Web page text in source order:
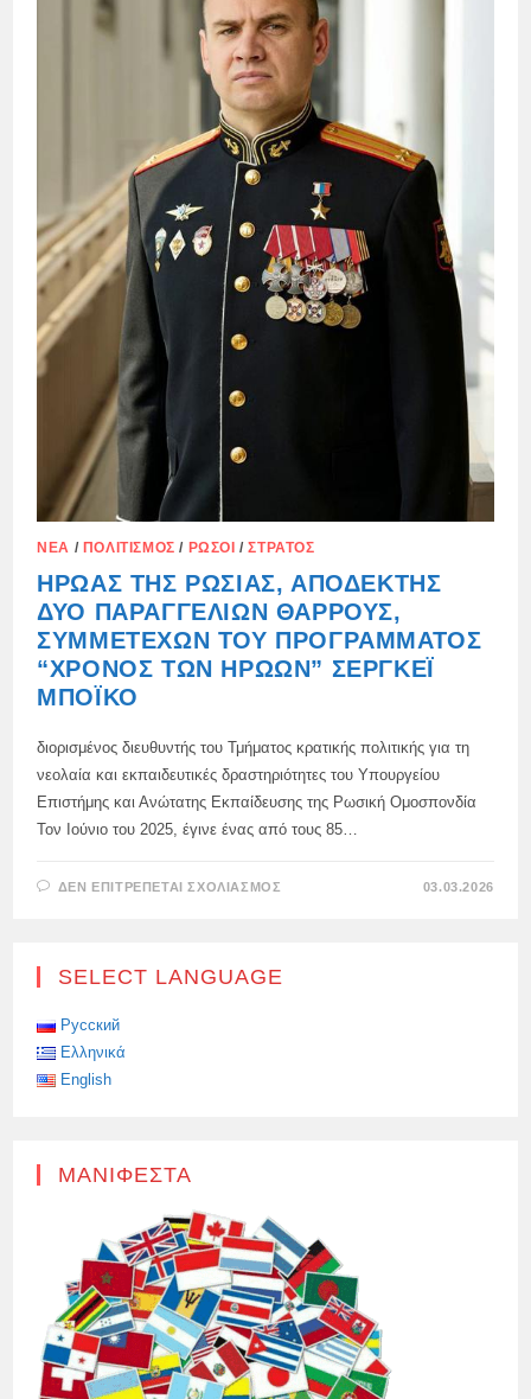
ΝΈΑ / ΠΟΛΙΤΙΣΜΌΣ / ΡΏΣΟΙ /ΣΤΡΑΤΌΣ
ΉΡΩΑΣ ΤΗΣ ΡΩΣΊΑΣ, ΑΠΟΔΈΚΤΗΣ
ΔΎΟ ΠΑΡΑΓΓΕΛΙΏΝ ΘΆΡΡΟΥΣ,
ΣΥΜΜΕΤΈΧΩΝ ΤΟΥ ΠΡΟΓΡΆΜΜΑΤΟΣ
“ΧΡΌΝΟΣ ΤΩΝ ΗΡΏΩΝ” ΣΕΡΓΚΈΙ
ΜΠΌΙΚΟ
διορισμένος διευθυντής του Τμήματος κρατικής πολιτικής για τη
νεολαία και εκπαιδευτικές δραστηριότητες του Υπουργείου
Επιστήμης και Ανώτατης Εκπαίδευσης της Ρωσική Ομοσπονδία
Τον Ιούνιο του 2025, έγινε ένας από τους 85…
ΔΕΝ ΕΠΙΤΡΈΠΕΤΑΙ ΣΧΟΛΙΑΣΜΌΣ
ΠΑΡΑΓΓΕΛΙΏΝ
03.03.2026
SELECT LANGUAGE
Русский
Ελληνικά
English
ΜΑΝΙΦΈΣΤΑ